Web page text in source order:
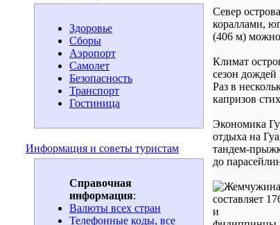
Здоровье
Сборы
Аэропорт
Самолет
Безопасность
Транспорт
Гостиница
Информация и советы туристам
Справочная
информация:
Валюты всех стран
Телефонные коды, все
Север
кораллами,
(406 м) можно
Климат
сезон
Раз в
капризов
Экономика
отдыха на
тандем-
до
составляет
и